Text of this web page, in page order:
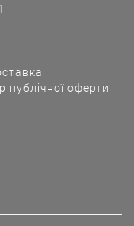
публічної оферти